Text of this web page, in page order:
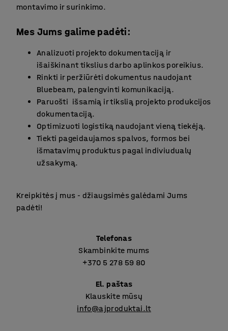
montavimo ir surinkimo.
Mes Jums galime padėti:
Analizuoti projekto dokumentaciją ir
išaiškinant tikslius darbo aplinkos poreikius.
Rinkti ir peržiūrėti dokumentus naudojant
Bluebeam, palengvinti komunikaciją.
Paruošti išsamią ir tikslią projekto produkcijos
dokumentaciją.
Optimizuoti logistiką naudojant vieną tiekėją.
Tiekti pageidaujamos spalvos, formos bei
išmatavimų produktus pagal indiviudualų
užsakymą.
Kreipkitės į mus - džiaugsimės galėdami Jums
padėti!
Telefonas
Skambinkite mums
+370 5 278 59 80
El. paštas
Klauskite mūsų
info@ajproduktai.lt